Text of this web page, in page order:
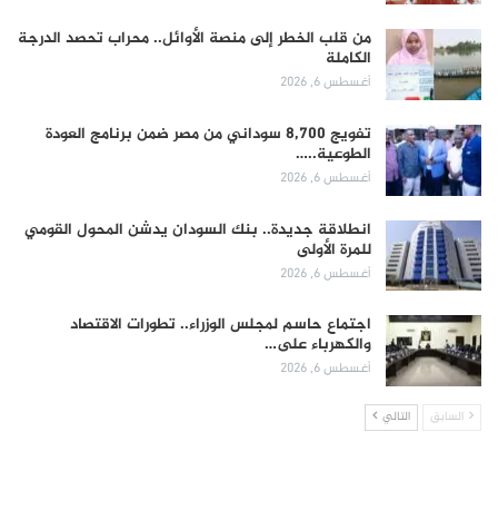
من قلب الخطر إلى منصة الأوائل.. محراب تحصد الدرجة
الكاملة
أغسطس 6, 2026
تفويج 8,700 سوداني من مصر ضمن برنامج العودة
الطوعية..…
أغسطس 6, 2026
انطلاقة جديدة.. بنك السودان يدشن المحول القومي
للمرة الأولى
أغسطس 6, 2026
اجتماع حاسم لمجلس الوزراء.. تطورات الاقتصاد
والكهرباء على…
أغسطس 6, 2026
السابق التالي